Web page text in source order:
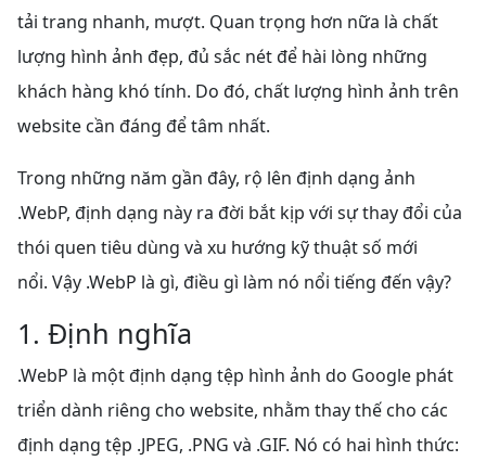
tải trang nhanh, mượt. Quan trọng hơn nữa là chất
lượng hình ảnh đẹp, đủ sắc nét để hài lòng những
khách hàng khó tính. Do đó, chất lượng hình ảnh trên
website cần đáng để tâm nhất.
Trong những năm gần đây, rộ lên định dạng ảnh
.WebP, định dạng này ra đời bắt kịp với sự thay đổi của
thói quen tiêu dùng và xu hướng kỹ thuật số mới
nổi. Vậy .WebP là gì, điều gì làm nó nổi tiếng đến vậy?
1. Định nghĩa
.WebP là một định dạng tệp hình ảnh do Google phát
triển dành riêng cho website, nhằm thay thế cho các
định dạng tệp .JPEG, .PNG và .GIF. Nó có hai hình thức: